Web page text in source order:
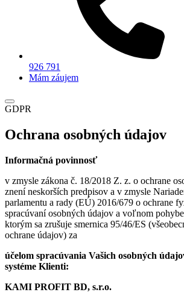
926 791
Mám záujem
GDPR
Ochrana osobných údajov
Informačná povinnosť
v zmysle zákona č. 18/2018 Z. z. o ochrane
znení neskorších predpisov a v zmysle
parlamentu a rady (EÚ) 2016/679 o ochrane
spracúvaní osobných údajov a voľnom
ktorým sa zrušuje smernica 95/46/ES
ochrane údajov) za
účelom spracúvania Vašich osobných
systéme Klienti:
KAMI PROFIT BD, s.r.o.